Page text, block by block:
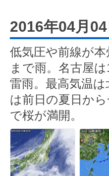
2016年04月
低気圧や前線が
まで雨。名古屋
雷雨。最高気温
は前日の夏日か
で桜が満開。